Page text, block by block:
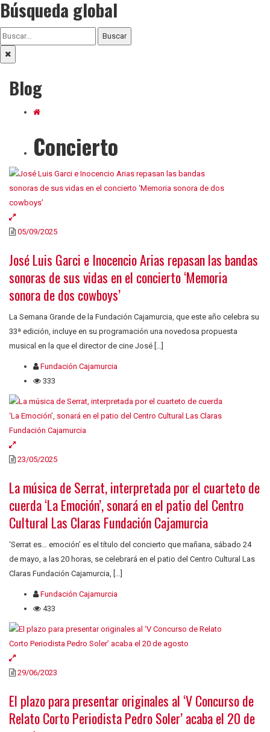
Búsqueda global
Buscar
Blog
Concierto
05/09/2025
José Luis Garci e Inocencio Arias repasan las bandas
sonoras de sus vidas en el concierto ‘Memoria
sonora de dos cowboys’
La Semana Grande de la Fundación Cajamurcia, que este año celebra su
33ª edición, incluye en su programación una novedosa propuesta
musical en la que el director de cine José […]
Fundación Cajamurcia
333
23/05/2025
La música de Serrat, interpretada por el cuarteto de
cuerda ‘La Emoción’, sonará en el patio del Centro
Cultural Las Claras Fundación Cajamurcia
‘Serrat es… emoción’ es el título del concierto que mañana, sábado 24
de mayo, a las 20 horas, se celebrará en el patio del Centro Cultural Las
Claras Fundación Cajamurcia, […]
Fundación Cajamurcia
433
29/06/2023
El plazo para presentar originales al ‘V Concurso de
Relato Corto Periodista Pedro Soler’ acaba el 20 de